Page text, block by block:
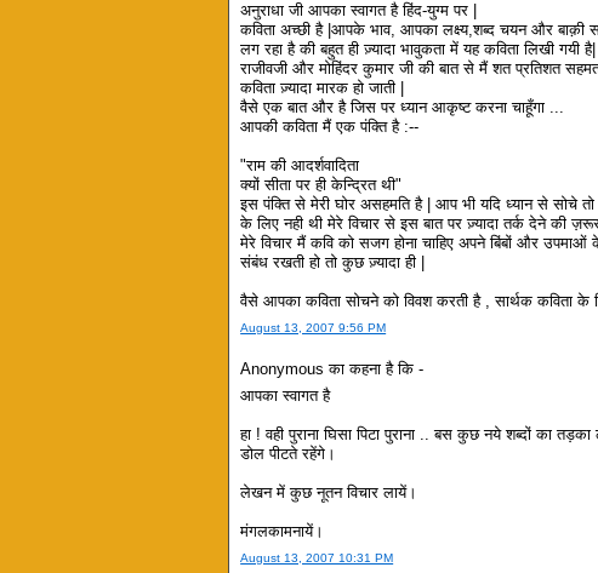
अनुराधा जी आपका स्वागत है हिंद-युग्म पर |
कविता अच्छी है |आपके भाव, आपका लक्ष्य,शब्द चयन और बाक़ी
लग रहा है की बहुत ही ज़्यादा भावुकता में यह कविता लिखी गयी है|
राजीवजी और मोहिंदर कुमार जी की बात से मैं शत प्रतिशत
कविता ज़्यादा मारक हो जाती |
वैसे एक बात और है जिस पर ध्यान आकृष्ट करना चाहूँगा ...
आपकी कविता मैं एक पंक्ति है :--
"राम की आदर्शवादिता
क्यों सीता पर ही केन्द्रित थी"
इस पंक्ति से मेरी घोर असहमति है | आप भी यदि ध्यान से सोचे तो
के लिए नही थी मेरे विचार से इस बात पर ज़्यादा तर्क देने की
मेरे विचार मैं कवि को सजग होना चाहिए अपने बिंबों और उपमाओं
संबंध रखती हो तो कुछ ज़्यादा ही |
वैसे आपका कविता सोचने को विवश करती है , सार्थक कविता के
August 13, 2007 9:56 PM
Anonymous का कहना है कि -
आपका स्वागत है
हा ! वही पुराना घिसा पिटा पुराना .. बस कुछ नये शब्दों का
डोल पीटते रहेंगे।
लेखन में कुछ नूतन विचार लायें।
मंगलकामनायें।
August 13, 2007 10:31 PM